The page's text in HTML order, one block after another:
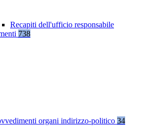
Recapiti dell'ufficio responsabile
738
organi indirizzo-politico 34